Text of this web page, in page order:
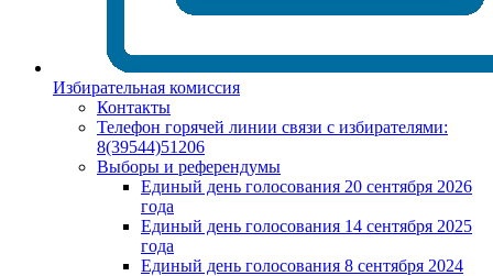
Избирательная комиссия
Контакты
Телефон горячей линии связи с избирателями:
8(39544)51206
Выборы и референдумы
Единый день голосования 20 сентября 2026
года
Единый день голосования 14 сентября 2025
года
Единый день голосования 8 сентября 2024